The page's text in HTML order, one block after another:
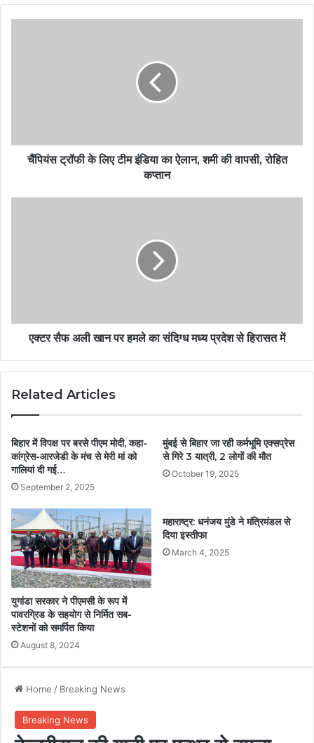
चैंपियंस ट्रॉफी के लिए टीम इंडिया का ऐलान, शमी की वापसी, रोहित
कप्तान
एक्टर सैफ अली खान पर हमले का संदिग्ध मध्य प्रदेश से हिरासत में
Related Articles
बिहार में विपक्ष पर बरसे पीएम मोदी, कहा-
कांग्रेस-आरजेडी के मंच से मेरी मां को
गालियां दी गई…
September 2, 2025
मुंबई से बिहार जा रही कर्मभूमि एक्सप्रेस
से गिरे 3 यात्री, 2 लोगों की मौत
October 19, 2025
युगांडा सरकार ने पीएमसी के रूप में
पावरग्रिड के सहयोग से निर्मित सब-
स्टेशनों को समर्पित किया
August 8, 2024
महाराष्ट्र: धनंजय मुंडे ने मंत्रिमंडल से
दिया इस्तीफा
March 4, 2025
Home / Breaking News
Breaking News